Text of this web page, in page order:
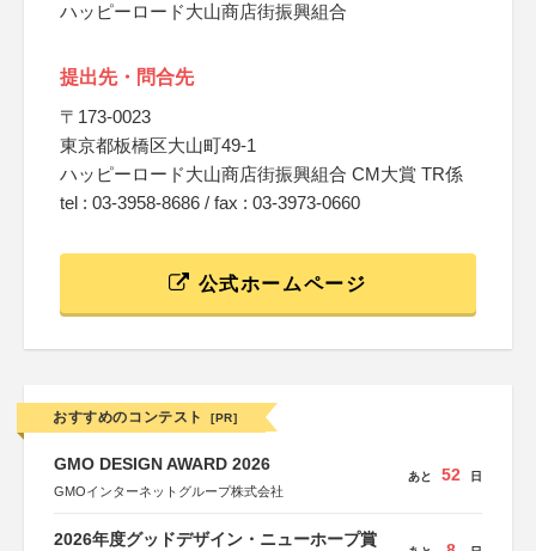
ハッピーロード大山商店街振興組合
提出先・問合先
〒173-0023
東京都板橋区大山町49-1
ハッピーロード大山商店街振興組合 CM大賞 TR係
tel : 03-3958-8686 / fax : 03-3973-0660
公式ホームページ
おすすめのコンテスト [PR]
GMO DESIGN AWARD 2026
GMOインターネットグループ株式会社
あと 52 日
2026年度グッドデザイン・ニューホープ賞